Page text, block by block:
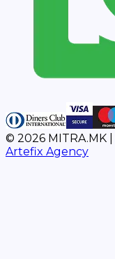
© 2026 MITRA.MK |
Artefix Agency